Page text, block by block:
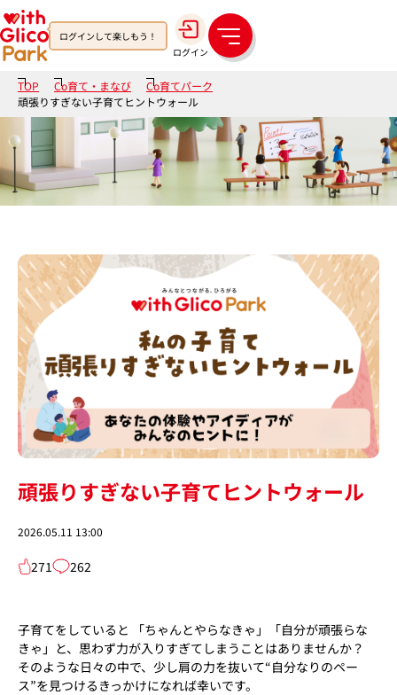
ログインして楽しもう！
ログイン
メ
ニ
TOP Co育て・まなび
Co育てパーク
頑張りすぎない子育てヒントウォール
頑張りすぎない子育てヒントウォール
2026.05.11 13:00
271 262
子育てをしていると 「ちゃんとやらなきゃ」「自分が頑張らな
きゃ」と、思わず力が入りすぎてしまうことはありませんか？
そのような日々の中で、少し肩の力を抜いて“自分なりのペー
ス”を見つけるきっかけになれば幸いです。